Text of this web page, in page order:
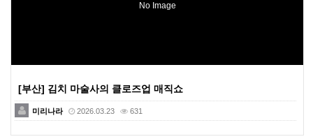
No Image
[부산] 김치 마술사의 클로즈업 매직쇼
미리나라 2026.03.23 631